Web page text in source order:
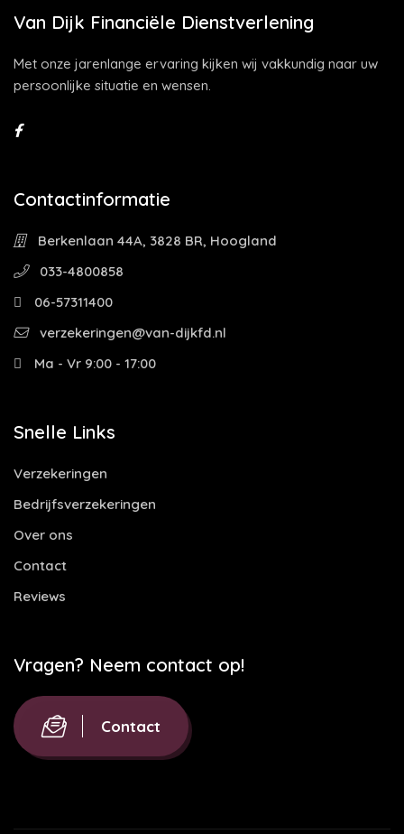
Van Dijk Financiële Dienstverlening
Met onze jarenlange ervaring kijken wij vakkundig naar uw
persoonlijke situatie en wensen.
Contactinformatie
Berkenlaan 44A, 3828 BR, Hoogland
033-4800858
06-57311400
verzekeringen@van-dijkfd.nl
Ma - Vr 9:00 - 17:00
Snelle Links
Verzekeringen
Bedrijfsverzekeringen
Over ons
Contact
Reviews
Vragen? Neem contact op!
Contact